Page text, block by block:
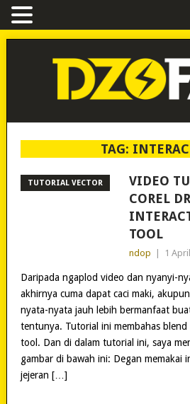
TAG:
TUTORIAL VECTOR
VIDEO
COREL
TOOL
ndop 1
Daripada ngaplod video dan nyanyi-
akhirnya cuma dapat caci maki,
nyata-nyata jauh lebih bermanfaat
tentunya. Tutorial ini membahas
tool. Dan di dalam tutorial ini, saya
gambar di bawah ini: Degan memakai
jejeran […]